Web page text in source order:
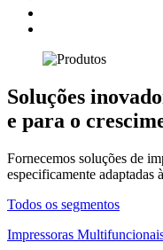
Soluções
e para o
Fornecemos soluções de
especificamente adaptadas
Todos os segmentos
Impressoras